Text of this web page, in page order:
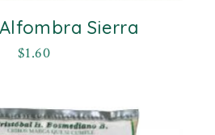
Sierra
$1.60